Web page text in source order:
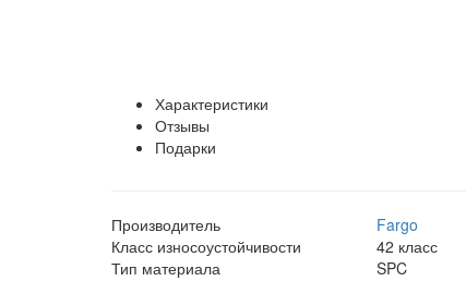
Характеристики
Отзывы
Подарки
Производитель
Fargo
Класс износоустойчивости
42 класс
Тип материала
SPC